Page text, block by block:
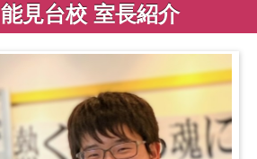
能見台校 室長紹介